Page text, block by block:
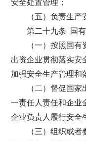
安全处置管理；
（五）负责生
第二十九条 国
（一）按照国
出资企业贯彻落实安
加强安全生产管理和
（二）督促国
一责任人责任和企业
企业负责人履行安全
（三）组织或